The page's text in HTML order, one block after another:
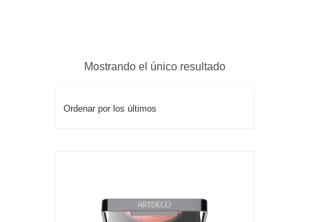
Mostrando el único resultado